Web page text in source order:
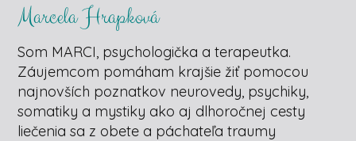
Marcela Hrapková
Som MARCI, psychologička a terapeutka.
Záujemcom pomáham krajšie žiť pomocou
najnovších poznatkov neurovedy, psychiky,
somatiky a mystiky ako aj dlhoročnej cesty
liečenia sa z obete a páchateľa traumy